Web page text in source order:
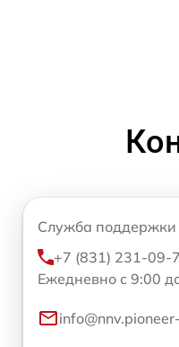
Служба поддержки
+7 (831) 231-09-
Ежедневно с 9:00